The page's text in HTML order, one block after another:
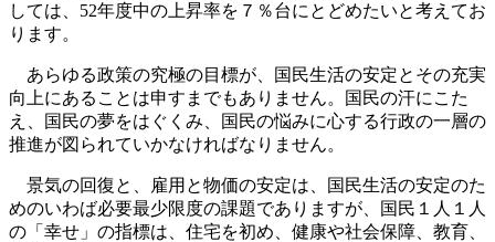
しては、52年度中の上昇率を７％台にとどめたいと考えてお
ります。
あらゆる政策の究極の目標が、国民生活の安定とその充実
向上にあることは申すまでもありません。国民の汗にこた
え、国民の夢をはぐくみ、国民の悩みに心する行政の一層の
推進が図られていかなければなりません。
景気の回復と、雇用と物価の安定は、国民生活の安定のた
めのいわば必要最少限度の課題でありますが、国民１人１人
の「幸せ」の指標は、住宅を初め、健康や社会保障、教育、